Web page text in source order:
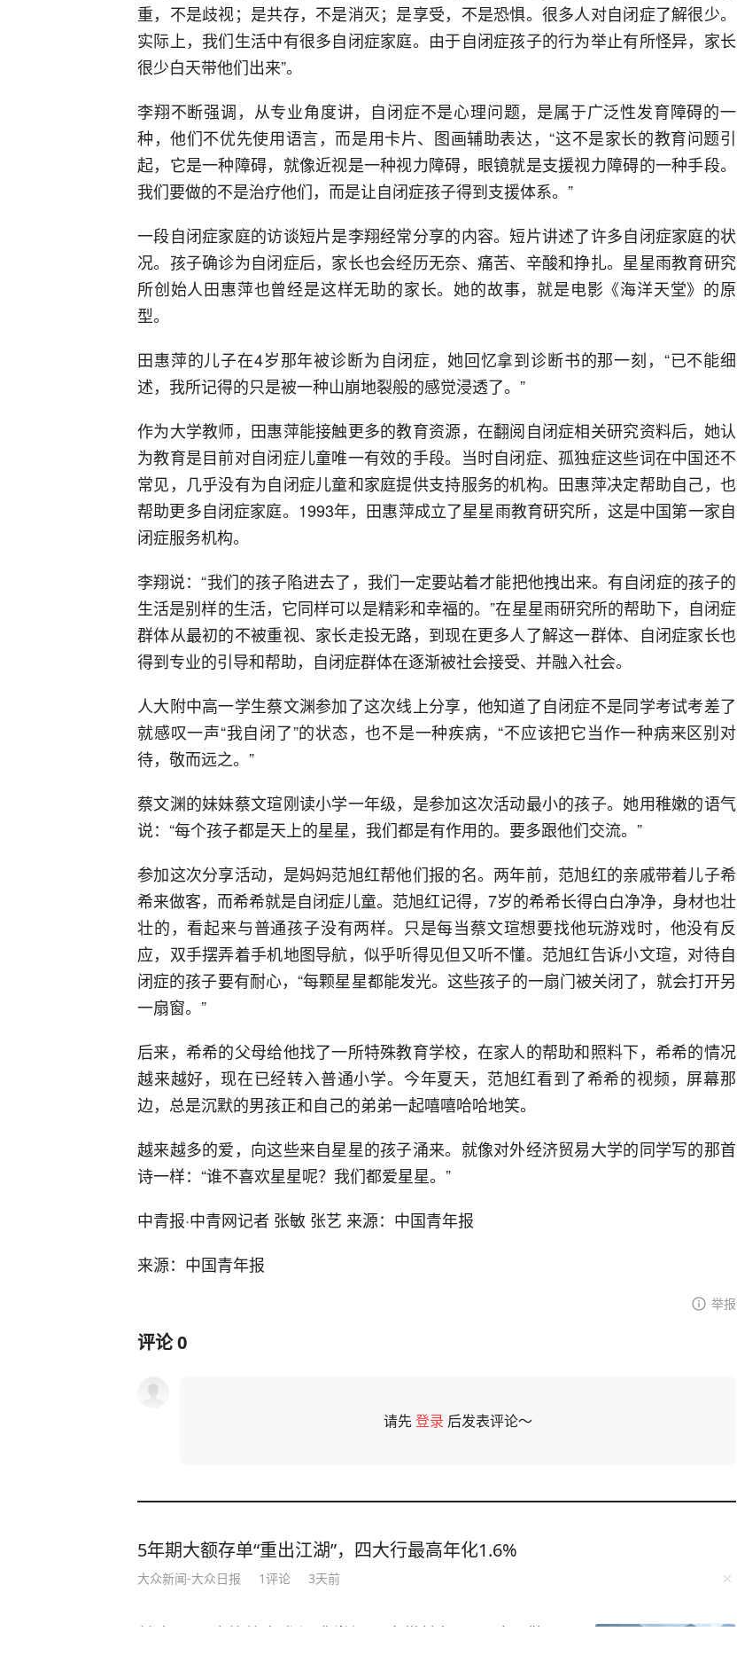
重，不是歧视；是共存，不是消灭；是享受，不是恐惧。很多人对自闭症了解很少。
实际上，我们生活中有很多自闭症家庭。由于自闭症孩子的行为举止有所怪异，家长
很少白天带他们出来”。
李翔不断强调，从专业角度讲，自闭症不是心理问题，是属于广泛性发育障碍的一
种，他们不优先使用语言，而是用卡片、图画辅助表达，“这不是家长的教育问题引
起，它是一种障碍，就像近视是一种视力障碍，眼镜就是支援视力障碍的一种手段。
我们要做的不是治疗他们，而是让自闭症孩子得到支援体系。”
一段自闭症家庭的访谈短片是李翔经常分享的内容。短片讲述了许多自闭症家庭的状
况。孩子确诊为自闭症后，家长也会经历无奈、痛苦、辛酸和挣扎。星星雨教育研究
所创始人田惠萍也曾经是这样无助的家长。她的故事，就是电影《海洋天堂》的原
型。
田惠萍的儿子在4岁那年被诊断为自闭症，她回忆拿到诊断书的那一刻，“已不能细
述，我所记得的只是被一种山崩地裂般的感觉浸透了。”
作为大学教师，田惠萍能接触更多的教育资源，在翻阅自闭症相关研究资料后，她认
为教育是目前对自闭症儿童唯一有效的手段。当时自闭症、孤独症这些词在中国还不
常见，几乎没有为自闭症儿童和家庭提供支持服务的机构。田惠萍决定帮助自己，也
帮助更多自闭症家庭。1993年，田惠萍成立了星星雨教育研究所，这是中国第一家自
闭症服务机构。
李翔说：“我们的孩子陷进去了，我们一定要站着才能把他拽出来。有自闭症的孩子的
生活是别样的生活，它同样可以是精彩和幸福的。”在星星雨研究所的帮助下，自闭症
群体从最初的不被重视、家长走投无路，到现在更多人了解这一群体、自闭症家长也
得到专业的引导和帮助，自闭症群体在逐渐被社会接受、并融入社会。
人大附中高一学生蔡文渊参加了这次线上分享，他知道了自闭症不是同学考试考差了
就感叹一声“我自闭了”的状态，也不是一种疾病，“不应该把它当作一种病来区别对
待，敬而远之。”
蔡文渊的妹妹蔡文瑄刚读小学一年级，是参加这次活动最小的孩子。她用稚嫩的语气
说：“每个孩子都是天上的星星，我们都是有作用的。要多跟他们交流。”
参加这次分享活动，是妈妈范旭红帮他们报的名。两年前，范旭红的亲戚带着儿子希
希来做客，而希希就是自闭症儿童。范旭红记得，7岁的希希长得白白净净，身材也壮
壮的，看起来与普通孩子没有两样。只是每当蔡文瑄想要找他玩游戏时，他没有反
应，双手摆弄着手机地图导航，似乎听得见但又听不懂。范旭红告诉小文瑄，对待自
闭症的孩子要有耐心，“每颗星星都能发光。这些孩子的一扇门被关闭了，就会打开另
一扇窗。”
后来，希希的父母给他找了一所特殊教育学校，在家人的帮助和照料下，希希的情况
越来越好，现在已经转入普通小学。今年夏天，范旭红看到了希希的视频，屏幕那
边，总是沉默的男孩正和自己的弟弟一起嘻嘻哈哈地笑。
越来越多的爱，向这些来自星星的孩子涌来。就像对外经济贸易大学的同学写的那首
诗一样：“谁不喜欢星星呢？我们都爱星星。”
中青报·中青网记者 张敏 张艺 来源：中国青年报
来源：中国青年报
举报
评论0
请先登录 后发表评论～
5年期大额存单“重出江湖”，四大行最高年化1.6%
大众新闻-大众日报 1评论 3天前